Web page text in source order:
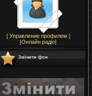
[ Управление профилем ]
[Онлайн радіо]
Змінити фон